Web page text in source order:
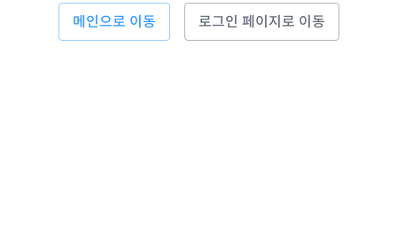
메인으로 이동 로그인 페이지로 이동